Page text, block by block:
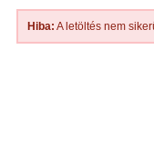
Hiba: A letöltés nem